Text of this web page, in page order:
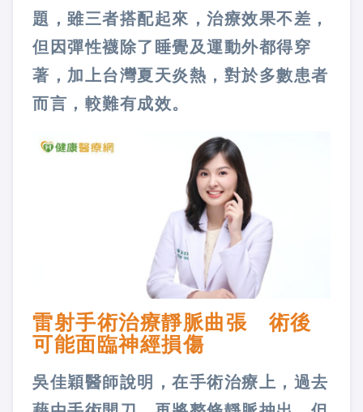
題，雖三者搭配起來，治療效果不差，
但因彈性襪除了睡覺及運動外都得穿
著，加上台灣夏天炎熱，對於多數患者
而言，較難有成效。
雷射手術治療靜脈曲張 術後
可能面臨神經損傷
吳佳穎醫師說明，在手術治療上，過去